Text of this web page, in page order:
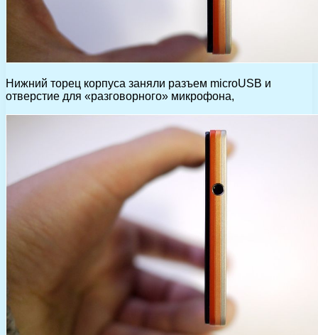
Нижний торец корпуса заняли разъем microUSB и
отверстие для «разговорного» микрофона,